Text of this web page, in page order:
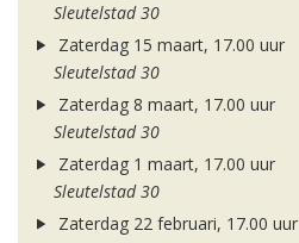
Sleutelstad 30
Zaterdag 15 maart, 17.00 uur
Sleutelstad 30
Zaterdag 8 maart, 17.00 uur
Sleutelstad 30
Zaterdag 1 maart, 17.00 uur
Sleutelstad 30
Zaterdag 22 februari, 17.00 uur